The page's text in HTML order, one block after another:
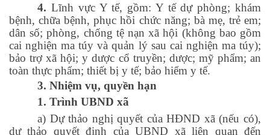
4. Lĩnh vực Y tế, gồm: Y tế dự phòng; khám
bệnh, chữa bệnh, phục hồi chức năng; bà mẹ, trẻ em;
dân số; phòng, chống tệ nạn xã hội (không bao gồm
cai nghiện ma túy và quản lý sau cai nghiện ma túy);
bảo trợ xã hội; y dược cổ truyền; dược; mỹ phẩm; an
toàn thực phẩm; thiết bị y tế; bảo hiểm y tế.
3. Nhiệm vụ, quyền hạn
1. Trình UBND xã
a) Dự thảo nghị quyết của HĐND xã (nếu có),
dự thảo quyết định của UBND xã liên quan đến